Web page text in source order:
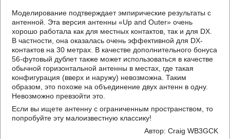
Моделирование подтверждает эмпирические результаты с
антенной. Эта версия антенны «Up and Outer» очень
хорошо работала как для местных контактов, так и для DX.
В частности, она оказалась очень эффективной для DX-
контактов на 30 метрах. В качестве дополнительного бонуса
56-футовый дублет также может использоваться в качестве
обычной горизонтальной антенны в местах, где такая
конфигурация (вверх и наружу) невозможна. Таким
образом, это похоже на объединение двух антенн в одну.
Невозможно превзойти это.
Если вы ищете антенну с ограниченным пространством, то
попробуйте эту малоизвестную классику!
Автор: Craig WB3GCK